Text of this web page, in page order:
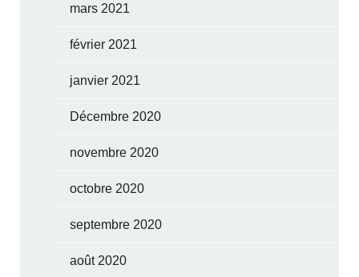
mars 2021
février 2021
janvier 2021
Décembre 2020
novembre 2020
octobre 2020
septembre 2020
août 2020